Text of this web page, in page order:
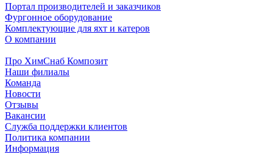
Портал производителей и заказчиков
Фургонное оборудование
Комплектующие для яхт и катеров
О компании
Про ХимСнаб Композит
Наши филиалы
Команда
Новости
Отзывы
Вакансии
Служба поддержки клиентов
Политика компании
Информация